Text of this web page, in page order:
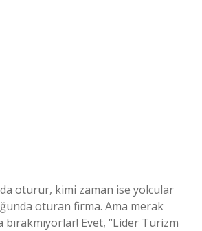
oturur, kimi zaman ise yolcular
oturan firma. Ama merak
bırakmıyorlar! Evet, “Lider Turizm